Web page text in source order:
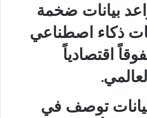
بيانات ضخمة
ذكاء اصطناعي
اقتصادياً
توصف في